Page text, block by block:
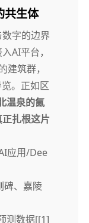
共生体
字的边界
AI平台，
建筑群，
。正如区
温泉的氤
扎根这片
应用/Dee
碑、嘉陵
测数据[[1]